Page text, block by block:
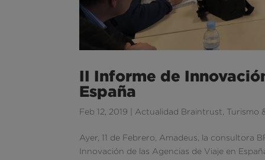
II Informe de
España
Feb 12, 2019 Actualidad Braintrust Turismo
Ayer, 11 de Febrero, Amadeus, la consultora
Innovación de las Agencias de Viaje en